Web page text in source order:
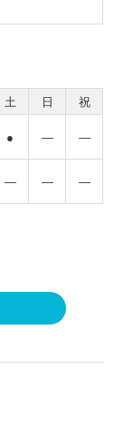
土 日
祝
● ― ―
― ― ―